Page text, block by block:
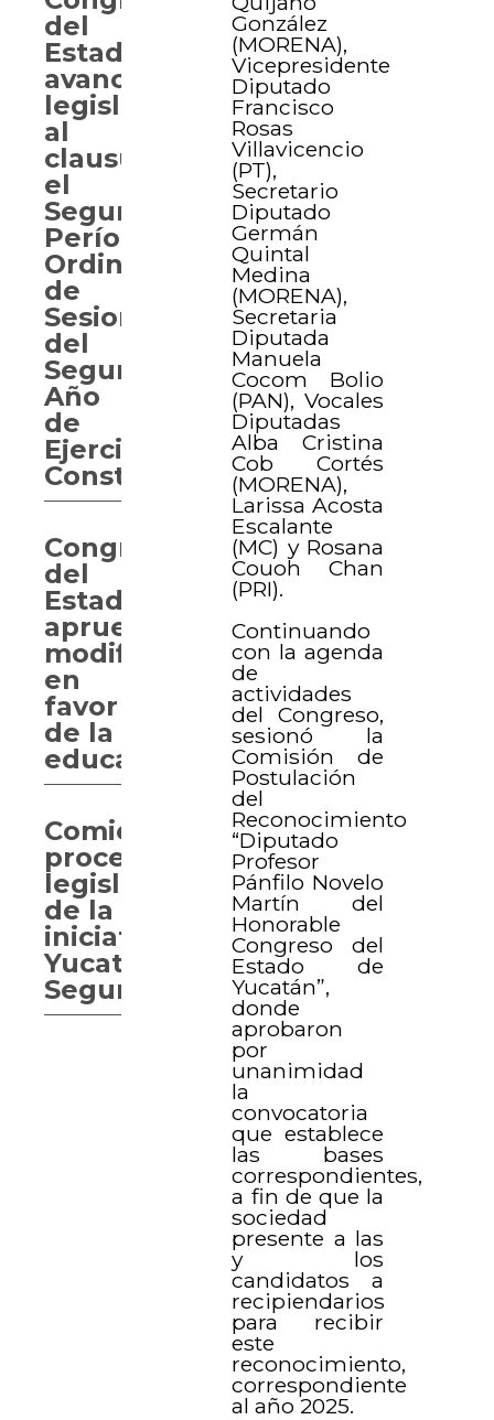
González
(MORENA),
Vicepresidente
Diputado
Francisco
Rosas
Villavicencio
(PT),
Secretario
Diputado
Germán
Quintal
Medina
(MORENA),
Secretaria
Diputada
Manuela
Cocom Bolio
(PAN), Vocales
Diputadas
Alba Cristina
Cob Cortés
(MORENA),
Larissa Acosta
Escalante
(MC) y Rosana
Couoh Chan
(PRI).
Continuando
con la agenda
de
actividades
del Congreso,
sesionó la
Comisión de
Postulación
del
Reconocimiento
“Diputado
Profesor
Pánfilo Novelo
Martín del
Honorable
Congreso del
Estado de
Yucatán”,
donde
aprobaron
por
unanimidad
la
convocatoria
que establece
las bases
correspondientes,
a fin de que la
sociedad
presente a las
y los
candidatos a
recipiendarios
para recibir
este
reconocimiento,
correspondiente
al año 2025.
del
Estado
avances
legislativos
al
clausurar
el
Segundo
Período
Ordinario
de
Sesiones
del
Segundo
Año
de
Ejercicio
Constitucional
Congreso
del
Estado
aprueba
modificaciones
en
favor
de la
educación
Comienza
proceso
legislativo
de la
iniciativa
Yucatán
Seguro